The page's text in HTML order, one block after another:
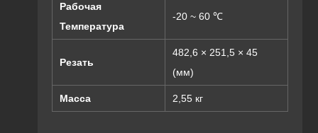
Рабочая
Температура
-20 ~ 60 ℃
Резать
482,6 × 251,5 × 45
(мм)
Масса 2,55 кг